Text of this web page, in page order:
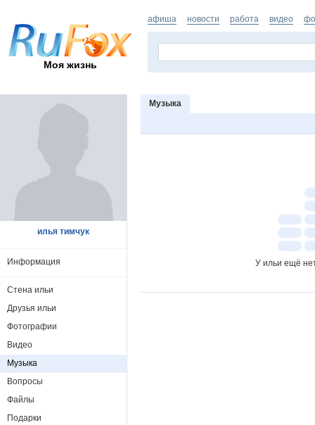
Моя жизнь
афиша новости работа видео
Музыка
У ильи ещё
илья тимчук
Информация
Стена ильи
Друзья ильи
Фотографии
Видео
Музыка
Вопросы
Файлы
Подарки